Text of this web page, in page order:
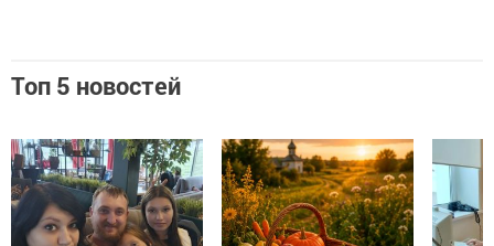
Топ 5 новостей